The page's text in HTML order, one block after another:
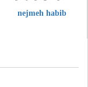
nejmeh habib